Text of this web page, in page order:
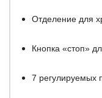
Отделение для
Кнопка «стоп»
7 регулируемых